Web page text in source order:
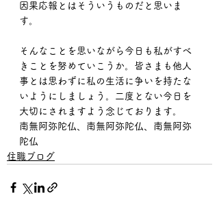
因果応報とはそういうものだと思いま
す。
そんなことを思いながら今日も私がすべ
きことを努めていこうか。皆さまも他人
事とは思わずに私の生活に争いを持たな
いようにしましょう。二度とない今日を
大切にされますよう念じております。
南無阿弥陀仏、南無阿弥陀仏、南無阿弥
陀仏
住職ブログ